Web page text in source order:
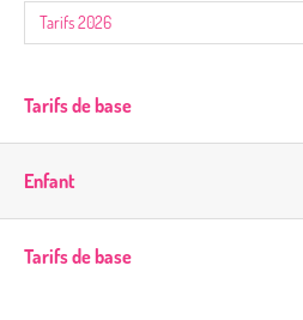
Tarifs de base
Enfant
Tarifs de base